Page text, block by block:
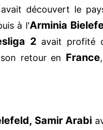
avait découvert le
à l'Arminia
2 avait profité
retour en France
Samir Arabi